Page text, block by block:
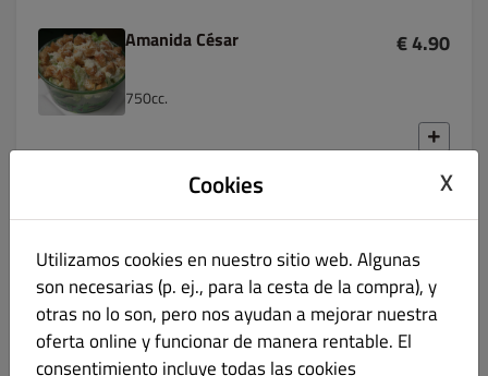
Amanida César € 4.90
750cc.
€ 4.90
750cc.
Cookies X
Utilizamos cookies en nuestro sitio web. Algunas
son necesarias (p. ej., para la cesta de la compra), y
otras no lo son, pero nos ayudan a mejorar nuestra
oferta online y funcionar de manera rentable. El
consentimiento incluye todas las cookies